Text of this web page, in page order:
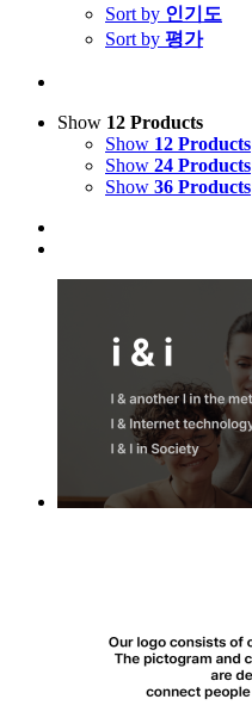
Sort by 인기도
Sort by 평가
Show 12 Products
Show 12 Products
Show 24 Products
Show 36 Products